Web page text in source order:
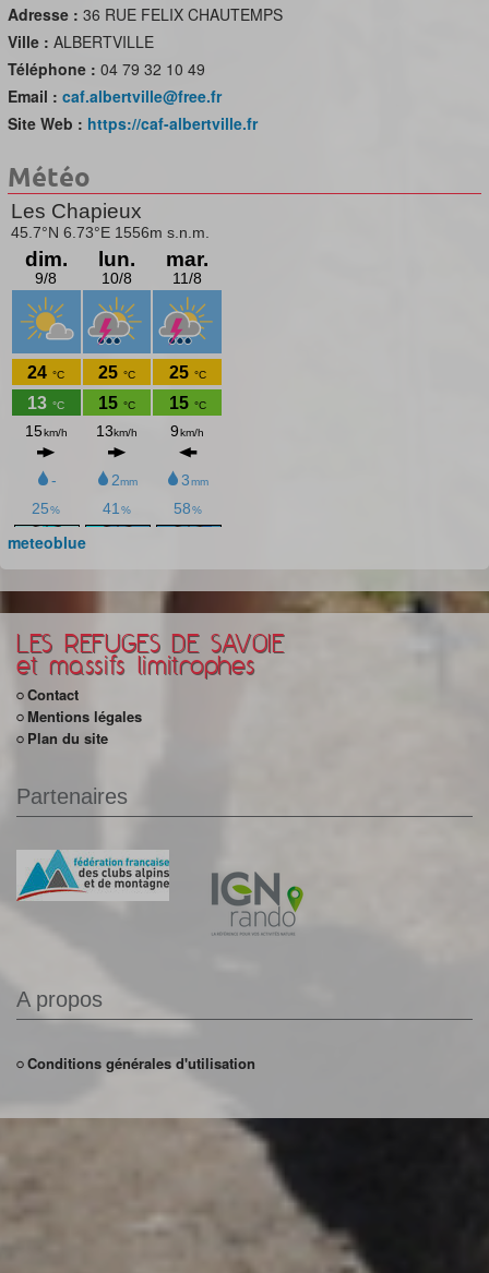
Adresse : 36 RUE FELIX CHAUTEMPS
Ville : ALBERTVILLE
Téléphone : 04 79 32 10 49
Email : caf.albertville@free.fr
Site Web : https://caf-albertville.fr
Météo
meteoblue
LES REFUGES DE SAVOIE
et massifs limitrophes
Contact
Mentions légales
Plan du site
Partenaires
A propos
Conditions générales d'utilisation